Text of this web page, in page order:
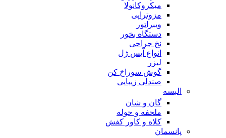
میکروکانولا
مزوتراپی
ویبراتور
دستگاه بخور
نخ جراحی
انواع آیس ژل
لیزر
گوش سوراخ کن
صندلی زیبایی
البسه
گان و شان
ملحفه و حوله
کلاه و کاور کفش
پانسمان